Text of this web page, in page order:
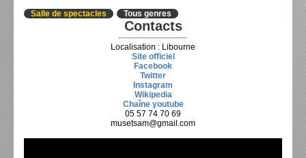
Salle de spectacles Tous genres
Contacts
Localisation : Libourne
Site officiel
Facebook
Twitter
Instagram
Wikipedia
Chaîne youtube
05 57 74 70 69
musetsam@gmail.com